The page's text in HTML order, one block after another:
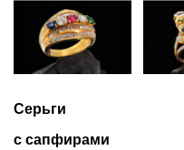
Серьги
с сапфирами